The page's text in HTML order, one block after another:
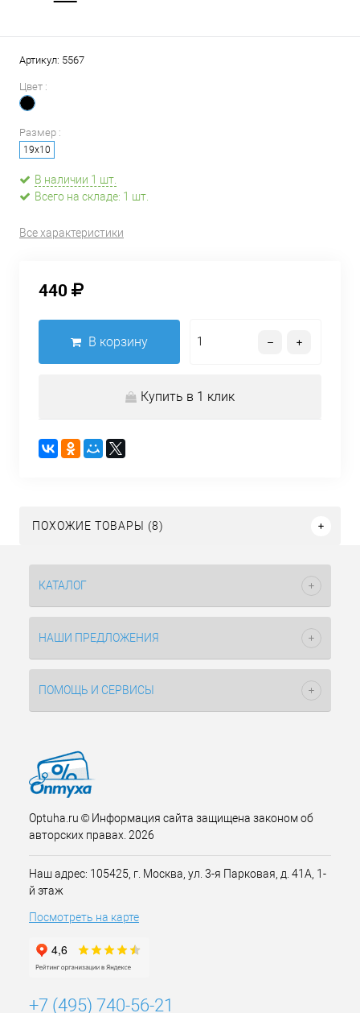
Артикул: 5567
Цвет :
Размер :
19х10
В наличии 1 шт.
Всего на складе: 1 шт.
Все характеристики
440
В корзину
Купить в 1 клик
ПОХОЖИЕ ТОВАРЫ (8)
КАТАЛОГ
НАШИ ПРЕДЛОЖЕНИЯ
ПОМОЩЬ И СЕРВИСЫ
Optuha.ru © Информация сайта защищена законом об
авторских правах. 2026
Наш адрес: 105425, г. Москва, ул. 3-я Парковая, д. 41А, 1-
й этаж
Посмотреть на карте
+7 (495) 740-56-21